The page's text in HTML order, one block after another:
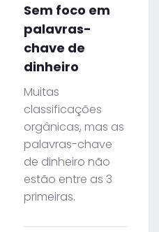
Sem foco em
palavras-
chave de
dinheiro
Muitas
classificações
orgânicas, mas as
palavras-chave
de dinheiro não
estão entre as 3
primeiras.